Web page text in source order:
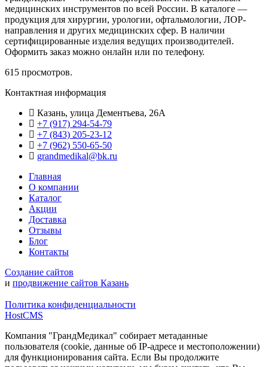
медицинских инструментов по всей России. В каталоге —
продукция для хирургии, урологии, офтальмологии, ЛОР-
направления и других медицинских сфер. В наличии
сертифицированные изделия ведущих производителей.
Оформить заказ можно онлайн или по телефону.
615 просмотров.
Контактная информация
Казань, улица Дементьева, 26А
+7 (917) 294-54-79
+7 (843) 205-23-12
+7 (962) 550‑65‑50‬
grandmedikal@bk.ru
Главная
О компании
Каталог
Акции
Доставка
Отзывы
Блог
Контакты
Создание сайтов
и продвижение сайтов Казань
Политика конфиденциальности
HostCMS
Компания "ГрандМедикал" собирает метаданные
пользователя (cookie, данные об IP-адресе и местоположении)
для функционирования сайта. Если Вы продолжите